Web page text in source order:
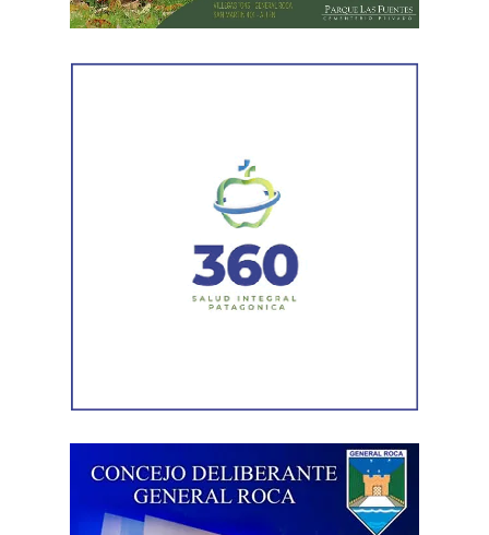
mantenimiento en distintos puntos del Alto Valle.
Por otra parte, el organismo avanza con el relevamiento
sectores más deteriorados y mejorar las condiciones de